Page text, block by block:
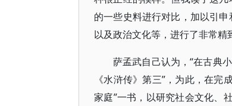
的一些史料进行对比，加以引
以及政治文化等，进行了非常精
萨孟武自己认为，“在古典
《水浒传》第三”，为此，在
家庭”一书，以研究社会文化、